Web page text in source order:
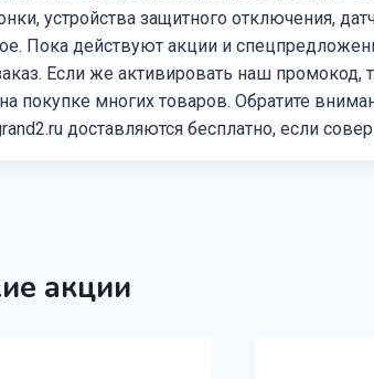
устройства защитного отключения,
Пока действуют акции и
Если же активировать наш промокод,
покупке многих товаров. Обратите
доставляются бесплатно, если
акции